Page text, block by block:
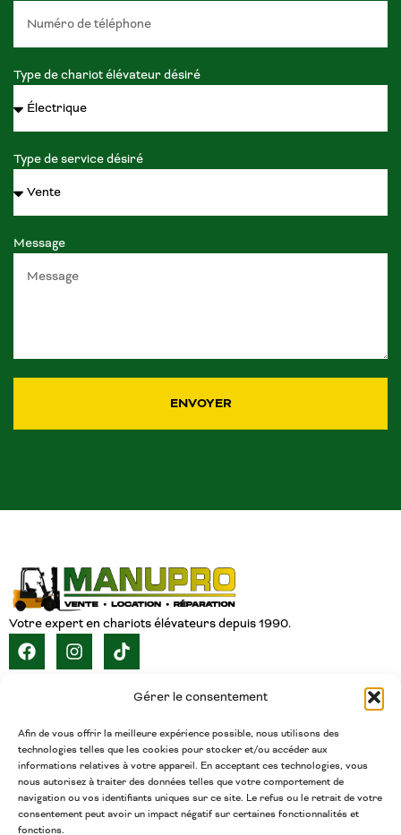
Gérer le consentement
Afin de vous offrir la meilleure expérience possible, nous utilisons des
technologies telles que les cookies pour stocker et/ou accéder aux
informations relatives à votre appareil. En acceptant ces technologies, vous
nous autorisez à traiter des données telles que votre comportement de
navigation ou vos identifiants uniques sur ce site. Le refus ou le retrait de votre
consentement peut avoir un impact négatif sur certaines fonctionnalités et
fonctions.
Type de chariot élévateur désiré
Type de service désiré
Message
ENVOYER
Votre expert en chariots élévateurs depuis 1990.
INVENTAIRE CARRIÈRE CONTACT FRANÇAIS
CONTACT
(450) 377-5438
Téléphone